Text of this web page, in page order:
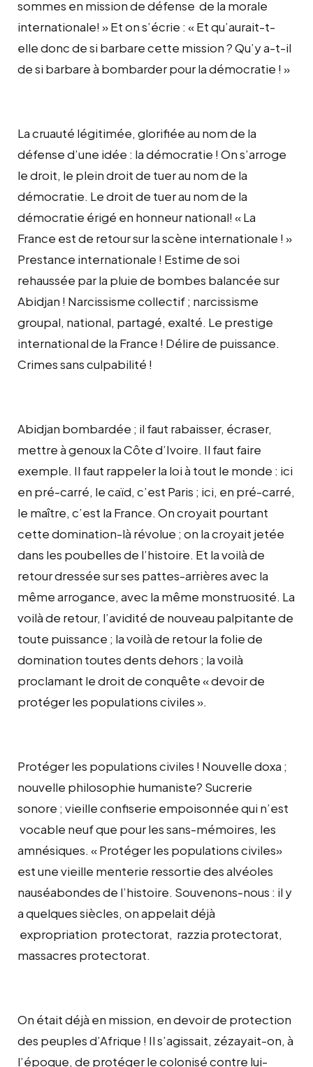
sommes en mission de défense de la morale
internationale! » Et on s’écrie : « Et qu’aurait-t-
elle donc de si barbare cette mission ? Qu’y a-t-il
de si barbare à bombarder pour la démocratie ! »
La cruauté légitimée, glorifiée au nom de la
défense d’une idée : la démocratie ! On s’arroge
le droit, le plein droit de tuer au nom de la
démocratie. Le droit de tuer au nom de la
démocratie érigé en honneur national! « La
France est de retour sur la scène internationale ! »
Prestance internationale ! Estime de soi
rehaussée par la pluie de bombes balancée sur
Abidjan ! Narcissisme collectif ; narcissisme
groupal, national, partagé, exalté. Le prestige
international de la France ! Délire de puissance.
Crimes sans culpabilité !
Abidjan bombardée ; il faut rabaisser, écraser,
mettre à genoux la Côte d’Ivoire. Il faut faire
exemple. Il faut rappeler la loi à tout le monde : ici
en pré-carré, le caïd, c’est Paris ; ici, en pré-carré,
le maître, c’est la France. On croyait pourtant
cette domination-là révolue ; on la croyait jetée
dans les poubelles de l’histoire. Et la voilà de
retour dressée sur ses pattes-arrières avec la
même arrogance, avec la même monstruosité. La
voilà de retour, l’avidité de nouveau palpitante de
toute puissance ; la voilà de retour la folie de
domination toutes dents dehors ; la voilà
proclamant le droit de conquête « devoir de
protéger les populations civiles ».
Protéger les populations civiles ! Nouvelle doxa ;
nouvelle philosophie humaniste? Sucrerie
sonore ; vieille confiserie empoisonnée qui n’est
vocable neuf que pour les sans-mémoires, les
amnésiques. « Protéger les populations civiles»
est une vieille menterie ressortie des alvéoles
nauséabondes de l’histoire. Souvenons-nous : il y
a quelques siècles, on appelait déjà
expropriation protectorat, razzia protectorat,
massacres protectorat.
On était déjà en mission, en devoir de protection
des peuples d’Afrique ! Il s’agissait, zézayait-on, à
l’époque, de protéger le colonisé contre lui-